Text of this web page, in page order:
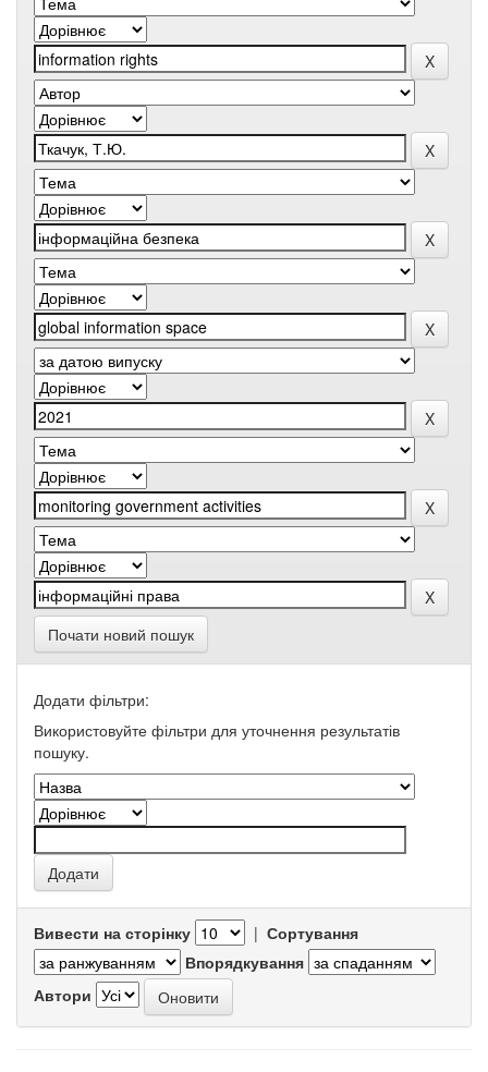
Почати новий пошук
Додати фільтри:
Використовуйте фільтри для уточнення результатів
пошуку.
Вивести на сторінку | Сортування
Впорядкування
Автори